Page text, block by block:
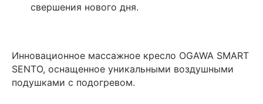
свершения нового дня.
Инновационное массажное кресло OGAWA SMART
SENTO, оснащенное уникальными воздушными
подушками с подогревом.